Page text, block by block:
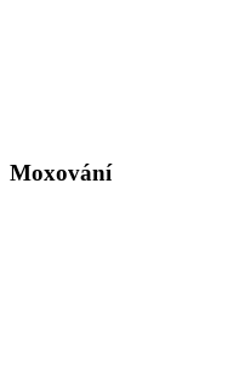
Moxování